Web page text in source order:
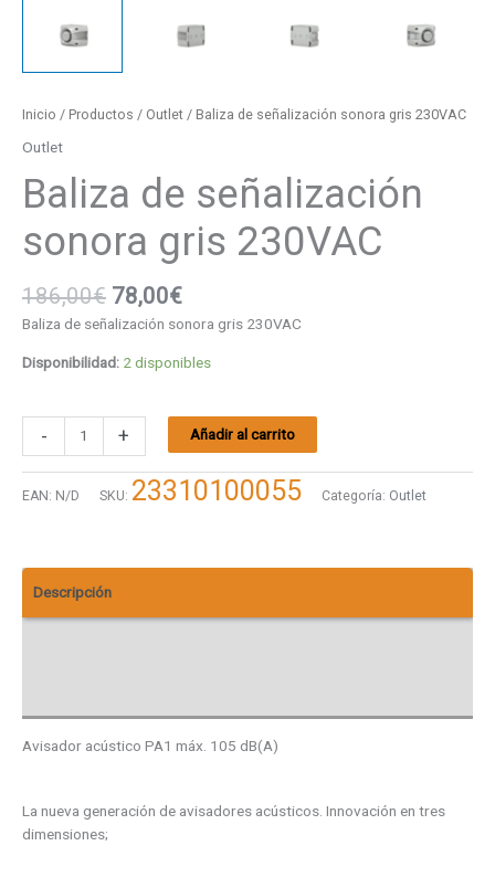
Inicio / Productos / Outlet / Baliza de señalización sonora gris 230VAC
Outlet
Baliza de señalización
sonora gris 230VAC
186,00€ 78,00€
Baliza de señalización sonora gris 230VAC
Disponibilidad: 2 disponibles
- + Añadir al carrito
EAN: N/D SKU: 23310100055 Categoría: Outlet
Descripción
Avisador acústico PA1 máx. 105 dB(A)
La nueva generación de avisadores acústicos. Innovación en tres
dimensiones;